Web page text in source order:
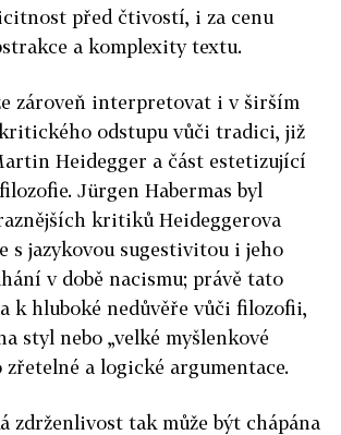
před čtivostí, i za cenu
a komplexity textu.
zároveň interpretovat i v širším
odstupu vůči tradici, již
Heidegger a část estetizující
Jürgen Habermas byl
kritiků Heideggerova
s jazykovou sugestivitou i jeho
v době nacismu; právě tato
k hluboké nedůvěře vůči filozofii,
styl nebo „velké myšlenkové
zřetelné a logické argumentace.
zdrženlivost tak může být chápána